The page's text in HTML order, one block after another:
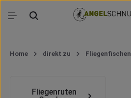
Zum Hauptinhalt springen
Home direkt zu Fliegenfischen
Fliegenruten